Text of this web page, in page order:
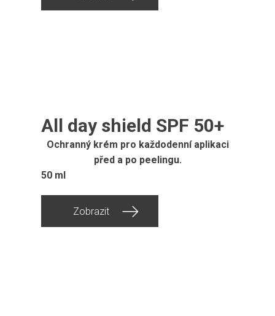
All day shield SPF 50+
Ochranný krém pro každodenní aplikaci
před a po peelingu.
50 ml
Zobrazit